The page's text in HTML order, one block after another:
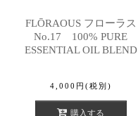
FLŌRAOUS フローラス
No.17 100% PURE
ESSENTIAL OIL BLEND
4,000 円 (税別)
購入する